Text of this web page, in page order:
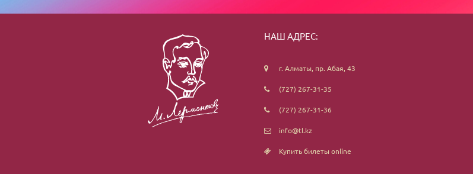
НАШ АДРЕС:
г. Алматы, пр. Абая, 43
(727) 267-31-35
(727) 267-31-36
info@tl.kz
Купить билеты online